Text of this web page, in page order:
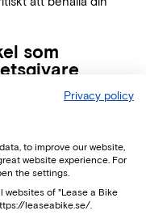
som
snabbaste och mest
på. Du
Privacy policy
to improve our website,
website experience. For
the settings.
of "Lease a Bike
leaseabike.se/.